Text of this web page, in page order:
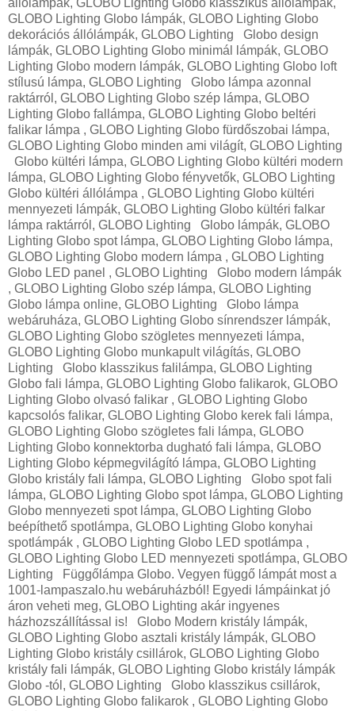
GLOBO Lighting Globo lámpák, GLOBO Lighting Globo
dekorációs állólámpák, GLOBO Lighting Globo design
lámpák, GLOBO Lighting Globo minimál lámpák, GLOBO
Lighting Globo modern lámpák, GLOBO Lighting Globo loft
stílusú lámpa, GLOBO Lighting Globo lámpa azonnal
raktárról, GLOBO Lighting Globo szép lámpa, GLOBO
Lighting Globo fallámpa, GLOBO Lighting Globo beltéri
falikar lámpa , GLOBO Lighting Globo fürdőszobai lámpa,
GLOBO Lighting Globo minden ami világít, GLOBO Lighting
Globo kültéri lámpa, GLOBO Lighting Globo kültéri modern
lámpa, GLOBO Lighting Globo fényvetők, GLOBO Lighting
Globo kültéri állólámpa , GLOBO Lighting Globo kültéri
mennyezeti lámpák, GLOBO Lighting Globo kültéri falkar
lámpa raktárról, GLOBO Lighting Globo lámpák, GLOBO
Lighting Globo spot lámpa, GLOBO Lighting Globo lámpa,
GLOBO Lighting Globo modern lámpa , GLOBO Lighting
Globo LED panel , GLOBO Lighting Globo modern lámpák
, GLOBO Lighting Globo szép lámpa, GLOBO Lighting
Globo lámpa online, GLOBO Lighting Globo lámpa
webáruháza, GLOBO Lighting Globo sínrendszer lámpák,
GLOBO Lighting Globo szögletes mennyezeti lámpa,
GLOBO Lighting Globo munkapult világítás, GLOBO
Lighting Globo klasszikus falilámpa, GLOBO Lighting
Globo fali lámpa, GLOBO Lighting Globo falikarok, GLOBO
Lighting Globo olvasó falikar , GLOBO Lighting Globo
kapcsolós falikar, GLOBO Lighting Globo kerek fali lámpa,
GLOBO Lighting Globo szögletes fali lámpa, GLOBO
Lighting Globo konnektorba dugható fali lámpa, GLOBO
Lighting Globo képmegvilágító lámpa, GLOBO Lighting
Globo kristály fali lámpa, GLOBO Lighting Globo spot fali
lámpa, GLOBO Lighting Globo spot lámpa, GLOBO Lighting
Globo mennyezeti spot lámpa, GLOBO Lighting Globo
beépíthető spotlámpa, GLOBO Lighting Globo konyhai
spotlámpák , GLOBO Lighting Globo LED spotlámpa ,
GLOBO Lighting Globo LED mennyezeti spotlámpa, GLOBO
Lighting Függőlámpa Globo. Vegyen függő lámpát most a
1001-lampaszalo.hu webáruházból! Egyedi lámpáinkat jó
áron veheti meg, GLOBO Lighting akár ingyenes
házhozszállítással is! Globo Modern kristály lámpák,
GLOBO Lighting Globo asztali kristály lámpák, GLOBO
Lighting Globo kristály csillárok, GLOBO Lighting Globo
kristály fali lámpák, GLOBO Lighting Globo kristály lámpák
Globo -tól, GLOBO Lighting Globo klasszikus csillárok,
GLOBO Lighting Globo falikarok , GLOBO Lighting Globo